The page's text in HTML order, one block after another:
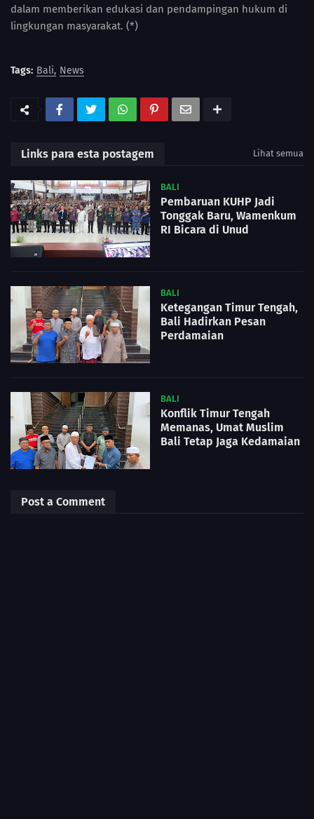
dalam memberikan edukasi dan pendampingan hukum di
lingkungan masyarakat. (*)
Tags: Bali News
Links para esta postagem Lihat semua
BALI
Pembaruan KUHP Jadi
Tonggak Baru, Wamenkum
RI Bicara di Unud
BALI
Ketegangan Timur Tengah,
Bali Hadirkan Pesan
Perdamaian
BALI
Konflik Timur Tengah
Memanas, Umat Muslim
Bali Tetap Jaga Kedamaian
Post a Comment